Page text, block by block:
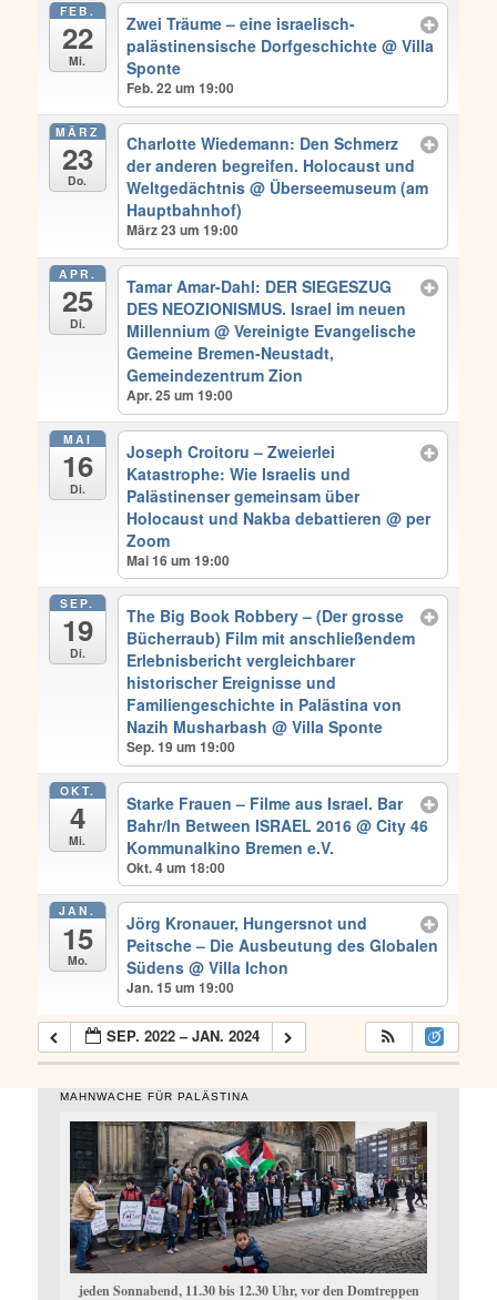
FEB.
22
Mi.
Zwei Träume – eine israelisch-
palästinensische Dorfgeschichte@ Villa
Sponte
Feb. 22 um 19:00
MÄRZ
23
Do.
Charlotte Wiedemann: Den Schmerz
der anderen begreifen. Holocaust und
Weltgedächtnis@ Überseemuseum (am
Hauptbahnhof)
März 23 um 19:00
APR.
25
Di.
Tamar Amar-Dahl: DER SIEGESZUG
DES NEOZIONISMUS. Israel im neuen
Millennium@ Vereinigte Evangelische
Gemeine Bremen-Neustadt,
Gemeindezentrum Zion
Apr. 25 um 19:00
MAI
16
Di.
Joseph Croitoru – Zweierlei
Katastrophe: Wie Israelis und
Palästinenser gemeinsam über
Holocaust und Nakba debattieren@ per
Zoom
Mai 16 um 19:00
SEP.
19
Di.
The Big Book Robbery – (Der grosse
Bücherraub) Film mit anschließendem
Erlebnisbericht vergleichbarer
historischer Ereignisse und
Familiengeschichte in Palästina von
Nazih Musharbash@ Villa Sponte
Sep. 19 um 19:00
OKT.
4
Mi.
Starke Frauen – Filme aus Israel. Bar
Bahr/In Between ISRAEL 2016@ City 46
Kommunalkino Bremen e.V.
Okt. 4 um 18:00
JAN.
15
Mo.
Jörg Kronauer, Hungersnot und
Peitsche – Die Ausbeutung des Globalen
Südens@ Villa Ichon
Jan. 15 um 19:00
SEP. 2022 – JAN. 2024
MAHNWACHE FÜR PALÄSTINA
jeden Sonnabend, 11.30 bis 12.30 Uhr, vor den Domtreppen